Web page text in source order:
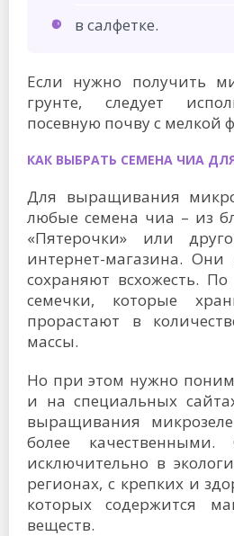
в салфетке.
Если нужно получить
грунте, следует
посевную почву с мелкой
КАК ВЫБРАТЬ СЕМЕНА ЧИА
Для выращивания
любые семена чиа – из
«Пятерочки» или
интернет-магазина. Они
сохраняют всхожесть.
семечки, которые
прорастают в
массы.
Но при этом нужно
и на специальных
выращивания
более качественными.
исключительно в
регионах, с крепких и
которых содержится
веществ.